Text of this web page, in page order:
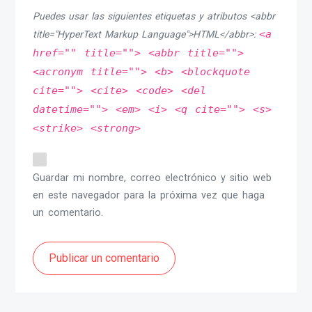
Puedes usar las siguientes etiquetas y atributos <abbr
title="HyperText Markup Language">HTML</abbr>:<a
href="" title=""> <abbr title="">
<acronym title=""> <b> <blockquote
cite=""> <cite> <code> <del
datetime=""> <em> <i> <q cite=""> <s>
<strike> <strong>
Guardar mi nombre, correo electrónico y sitio web
en este navegador para la próxima vez que haga
un comentario.
Publicar un comentario